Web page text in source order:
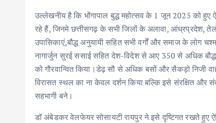
उल्लेखनीय है कि भोंगापाल बुद्ध महोत्सव के 1 जून 2025 को
रहे हैं, जिनमे छत्तीसगढ़ के सभी जिलों के अलावा, आंध्रप्रदेश,
उपासिकाएं,बौद्ध अनुयायी सहित सभी वर्गों और समाज के लोग
नागार्जुन सुरई ससाई सहित देश-विदेश से आए 350 से अधिक
को गौरवान्वित किया।डेढ़ सौ से अधिक बसों और सैकड़ो निजी
विरासत स्थल का ना केवल दर्शन किया बल्कि इसे संरक्षित और
सहभागी बने।
डॉ अंबेडकर वेलफेयर सोसायटी रायपुर ने इसे दृष्टिगत रखते हुए